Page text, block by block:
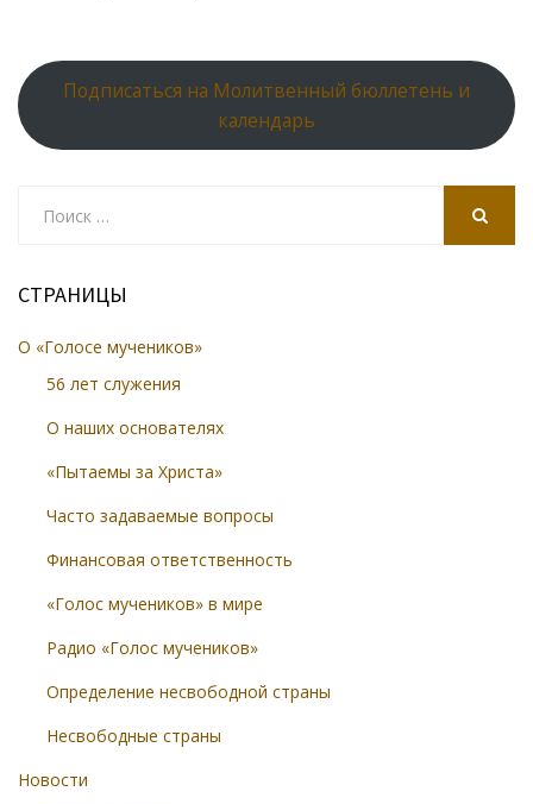
Подписаться на Молитвенный бюллетень и
календарь
СТРАНИЦЫ
О «Голосе мучеников»
56 лет служения
О наших основателях
«Пытаемы за Христа»
Часто задаваемые вопросы
Финансовая ответственность
«Голос мучеников» в мире
Радио «Голос мучеников»
Определение несвободной страны
Несвободные страны
Новости